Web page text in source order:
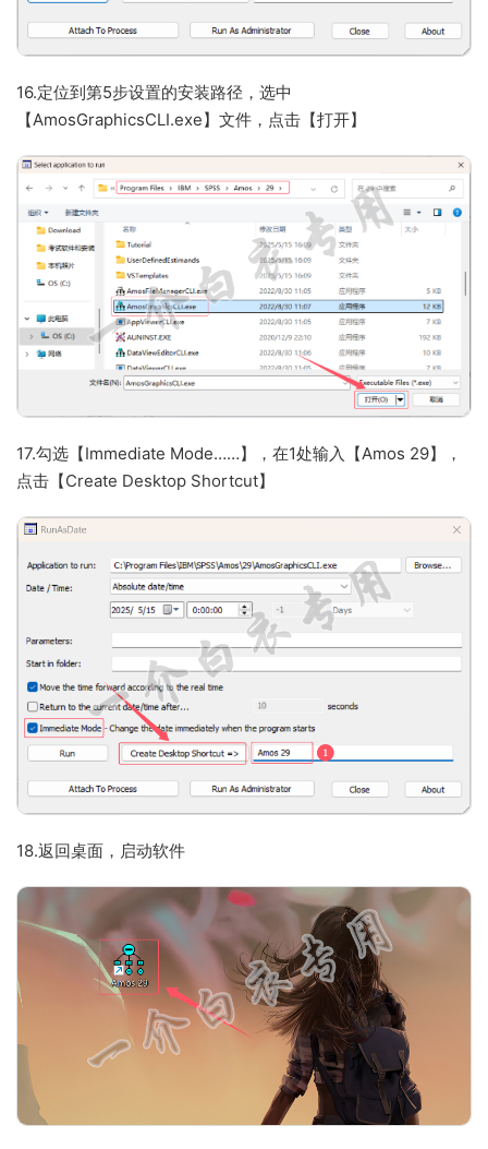
16.定位到第5步设置的安装路径，选中
【AmosGraphicsCLI.exe】文件，点击【打开】
17.勾选【Immediate Mode……】，在1处输入【Amos 29】，
点击【Create Desktop Shortcut】
18.返回桌面，启动软件